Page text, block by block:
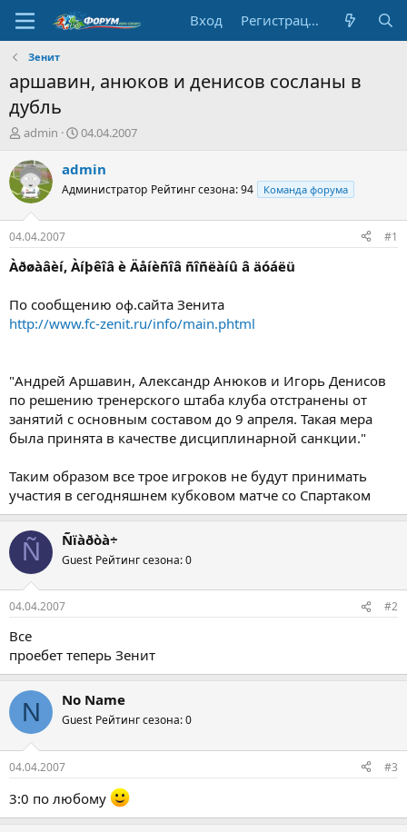
Вход Регистрация
Зенит
аршавин, анюков и денисов сосланы в
дубль
А
т
о
р
т
е
м
ы
admin
Д
т
н
а
л
а
04.04.2007
admin
Администратор Рейтинг сезона: 94 Команда форума
04.04.2007 #1
Àðøàâèí, Àíþêîâ è Äåíèñîâ ñîñëàíû â äóáëü
По сообщению оф.сайта Зенита
http://www.fc-zenit.ru/info/main.phtml
"Андрей Аршавин, Александр Анюков и Игорь Денисов
по решению тренерского штаба клуба отстранены от
занятий с основным составом до 9 апреля. Такая мера
была принята в качестве дисциплинарной санкции."
Таким образом все трое игроков не будут принимать
участия в сегодняшнем кубковом матче со Спартаком
Ñ Ñïàðòà÷
Guest Рейтинг сезона: 0
04.04.2007 #2
Все
проебет теперь Зенит
N No Name
Guest Рейтинг сезона: 0
04.04.2007 #3
3:0 по любому